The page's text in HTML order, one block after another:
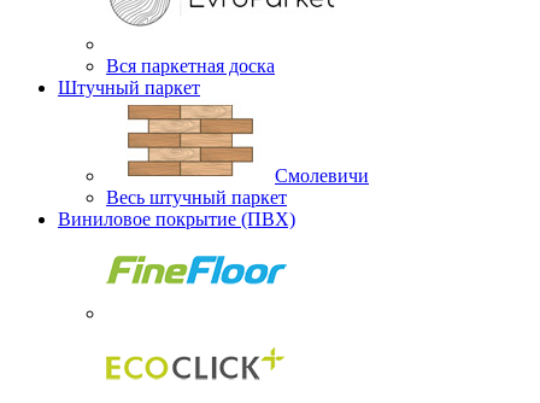
Вся паркетная доска
Штучный паркет
Смолевичи
Весь штучный паркет
Виниловое покрытие (ПВХ)